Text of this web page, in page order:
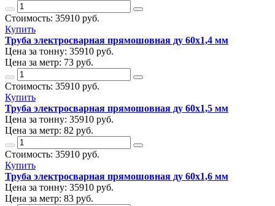
Стоимость: 35910 руб.
Купить
Труба электросварная прямошовная ду 60х1,4 мм
Цена за тонну: 35910 руб.
Цена за метр: 73 руб.
Стоимость: 35910 руб.
Купить
Труба электросварная прямошовная ду 60х1,5 мм
Цена за тонну: 35910 руб.
Цена за метр: 82 руб.
Стоимость: 35910 руб.
Купить
Труба электросварная прямошовная ду 60х1,6 мм
Цена за тонну: 35910 руб.
Цена за метр: 83 руб.